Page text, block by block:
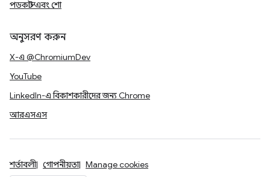
পডকাস্ট এবং শো
অনুসরণ করুন
X-এ @ChromiumDev
YouTube
LinkedIn-এ বিকাশকারীদের জন্য Chrome
আরএসএস
শর্তাবলী গোপনীয়তা Manage cookies